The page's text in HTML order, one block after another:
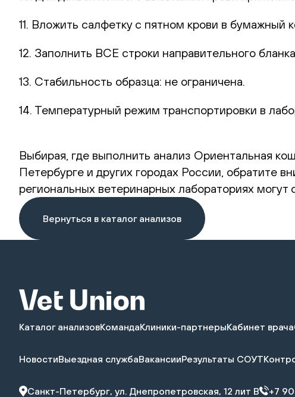
11. Вложить салфетку с пятном крови в бумажный
12. Заполнить ВСЕ строки направительного
13. Стабильность образца: не ограничена.
14. Температурный режим транспортировки в
Выбирая, где выполнить анализ Ориентальная
Петербурге и других городах России, обратите
региональных ветеринарных лабораториях могут
Вернуться в каталог анализов
Каталог анализовКомандаКлиники-партнерыКабинет врача
НовостиВыездная службаВакансииРезультаты СОУТ
Санкт-Петербург, ул. Днепропетровская, 12 лит В +7